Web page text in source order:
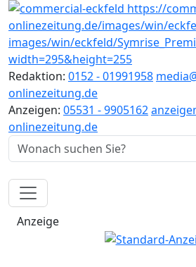
Redaktion: 0152 - 01991958
onlinezeitung.de
Anzeigen: 05531 - 9905162
onlinezeitung.de
Anzeige